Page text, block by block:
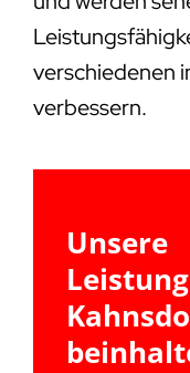
verschiedenen
verbessern.
Unsere